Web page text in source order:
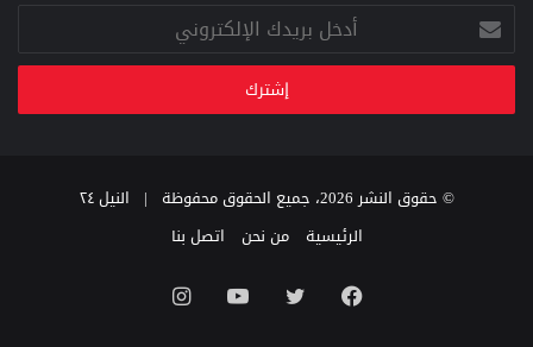
أدخل
بريدك
الإلكتروني
© حقوق النشر 2026، جميع الحقوق محفوظة |
النيل ٢٤
الرئيسية
من نحن اتصل بنا
فيسبوك تويتر يوتيوب